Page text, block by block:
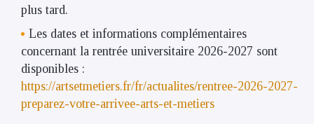
plus tard.
Les dates et informations complémentaires
concernant la rentrée universitaire 2026-2027 sont
disponibles :
https://artsetmetiers.fr/fr/actualites/rentree-2026-2027-
preparez-votre-arrivee-arts-et-metiers